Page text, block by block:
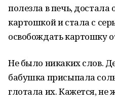
полезла в печь, достала
картошкой и стала с
освобождать картошку
Не было никаких слов.
бабушка присыпала
глотала их. Кажется, не